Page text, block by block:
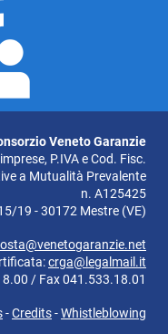
Veneto Garanzie
P.IVA e Cod. Fisc.
a Mutualità Prevalente
n. A125425
19 - 30172 Mestre (VE)
crga@legalmail.it
/ Fax 041.533.18.01
-Credits-Whistleblowing